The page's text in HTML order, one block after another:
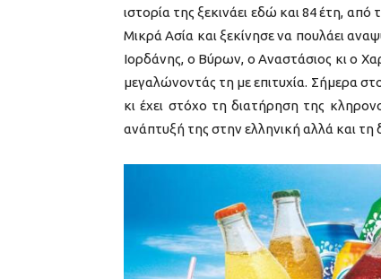
ιστορία της ξεκινάει εδώ και 84 έτη,
Μικρά Ασία και ξεκίνησε να πουλάει
Ιορδάνης, ο Βύρων, ο Αναστάσιος κι ο
μεγαλώνοντάς τη με επιτυχία. Σήμερα στο
κι έχει στόχο τη διατήρηση της
ανάπτυξή της στην ελληνική αλλά και τη